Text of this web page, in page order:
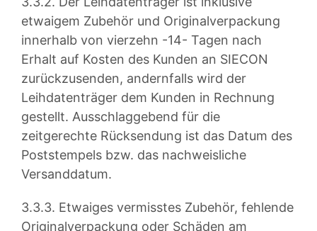
etwaigem Zubehör und Originalverpackung
innerhalb von vierzehn -14- Tagen nach
Erhalt auf Kosten des Kunden an SIECON
zurückzusenden, andernfalls wird der
Leihdatenträger dem Kunden in Rechnung
gestellt. Ausschlaggebend für die
zeitgerechte Rücksendung ist das Datum des
Poststempels bzw. das nachweisliche
Versanddatum.
3.3.3. Etwaiges vermisstes Zubehör, fehlende
Originalverpackung oder Schäden am